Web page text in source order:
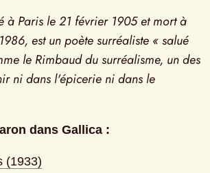
à Paris le 21 février 1905 et mort à
est un poète surréaliste « salué
le Rimbaud du surréalisme, un des
ni dans l'épicerie ni dans le
dans Gallica :
(1933)